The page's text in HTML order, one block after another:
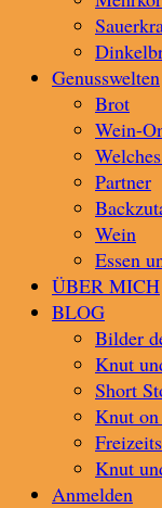
Genusswelten
Brot
Wein-
Partner
Wein
Essen
ÜBER MICH
BLOG
Bilder
Knut
Short
Knut
Knut
Anmelden